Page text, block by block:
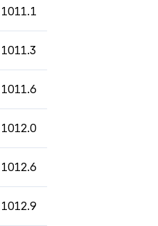
1011.1
1011.3
1011.6
1012.0
1012.6
1012.9